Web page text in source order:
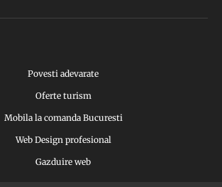
Povesti adevarate
Oferte turism
Mobila la comanda Bucuresti
Web Design profesional
Gazduire web